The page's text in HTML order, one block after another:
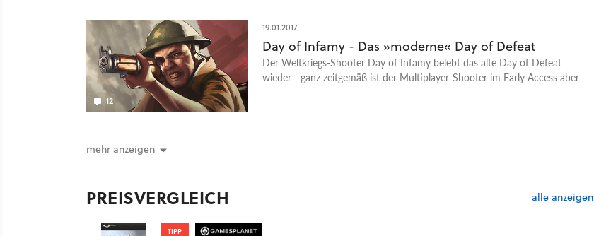
Version der gleichnamigen Modifikation für Insurgency (2014) erscheint am
Schlachten für bis zu 32 Spieler, die sich in diversen Schauplätzen des
Zweiten Weltkriegs ansiedeln. Für Day of Infamy ließ sich der Entwickler
New World Interactive nach eigenen Angaben von der Half-Life-
Modifikation Day of Defeat (2001) inspirieren. Der Titel setzt auf die
12
19.01.2017
Day of Infamy - Das »moderne« Day of Defeat
Der Weltkriegs-Shooter Day of Infamy belebt das alte Day of Defeat
wieder - ganz zeitgemäß ist der Multiplayer-Shooter im Early Access aber
mehr anzeigen
PREISVERGLEICH alle anzeigen
TIPP